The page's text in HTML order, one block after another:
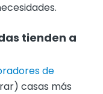
tienden a
de
casas más